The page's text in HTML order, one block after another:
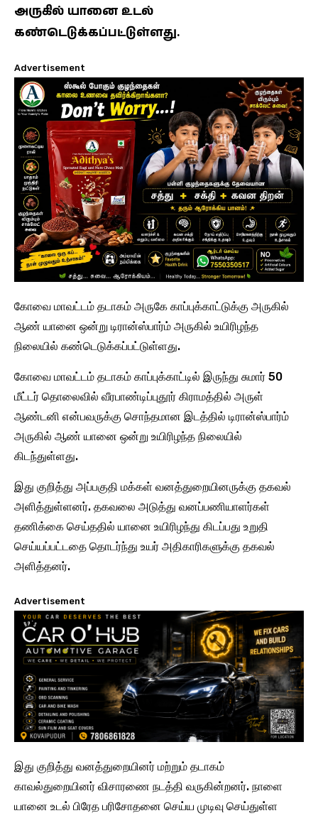
அருகில் யானை உடல்
கண்டெடுக்கப்பட்டுள்ளது.
Advertisement
கோவை மாவட்டம் தடாகம் அருகே காப்புக்காட்டுக்கு அருகில்
ஆண் யானை ஒன்று டிரான்ஸ்பார்ம் அருகில் உயிரிழந்த
நிலையில் கண்டெடுக்கப்பட்டுள்ளது.
கோவை மாவட்டம் தடாகம் காப்புக்காட்டில் இருந்து சுமார் 50
மீட்டர் தொலைவில் வீரபாண்டிப்புதூர் கிராமத்தில் அருள்
ஆண்டனி என்பவருக்கு சொந்தமான இடத்தில் டிரான்ஸ்பார்ம்
அருகில் ஆண் யானை ஒன்று உயிரிழந்த நிலையில்
கிடந்துள்ளது.
இது குறித்து அப்பகுதி மக்கள் வனத்துறையினருக்கு தகவல்
அளித்துள்ளனர். தகவலை அடுத்து வனப்பணியாளர்கள்
தணிக்கை செய்ததில் யானை உயிரிழந்து கிடப்பது உறுதி
செய்யப்பட்டதை தொடர்ந்து உயர் அதிகாரிகளுக்கு தகவல்
அளித்தனர்.
Advertisement
இது குறித்து வனத்துறையினர் மற்றும் தடாகம்
காவல்துறையினர் விசாரணை நடத்தி வருகின்றனர். நாளை
யானை உடல் பிரேத பரிசோதனை செய்ய முடிவு செய்துள்ள